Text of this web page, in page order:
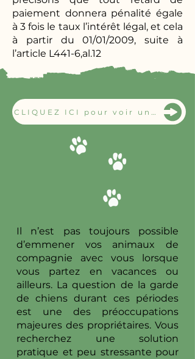
paiement donnera pénalité égale
à 3 fois le taux l’intérêt légal, et cela
à partir du 01/01/2009, suite à
l’article L441-6,al.12
Il n’est pas toujours possible
d’emmener vos animaux de
compagnie avec vous lorsque
vous partez en vacances ou
ailleurs. La question de la garde
de chiens durant ces périodes
est une des préoccupations
majeures des propriétaires. Vous
recherchez une solution
pratique et peu stressante pour